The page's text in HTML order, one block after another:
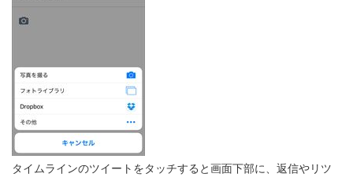
タイムラインのツイートをタッチすると画面下部に、返信やリツ